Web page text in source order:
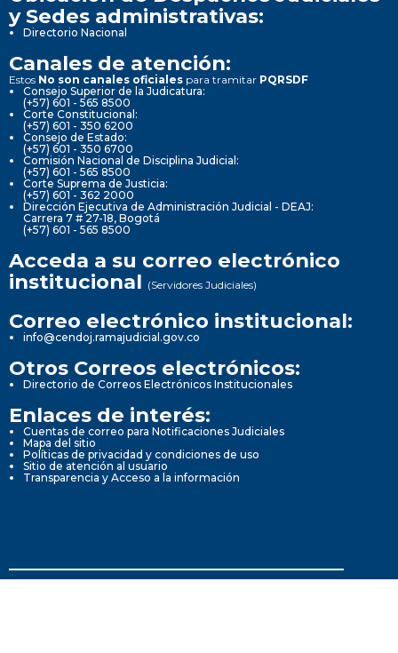
y Sedes administrativas:
Directorio Nacional
Canales de atención:
Estos No son canales oficiales para tramitar PQRSDF
Consejo Superior de la Judicatura:
(+57) 601 - 565 8500
Corte Constitucional:
(+57) 601 - 350 6200
Consejo de Estado:
(+57) 601 - 350 6700
Comisión Nacional de Disciplina Judicial:
(+57) 601 - 565 8500
Corte Suprema de Justicia:
(+57) 601 - 362 2000
Dirección Ejecutiva de Administración Judicial - DEAJ:
Carrera 7 # 27-18, Bogotá
(+57) 601 - 565 8500
Acceda a su correo electrónico
institucional (Servidores Judiciales)
Correo electrónico institucional:
info@cendoj.ramajudicial.gov.co
Otros Correos electrónicos:
Directorio de Correos Electrónicos Institucionales
Enlaces de interés:
Cuentas de correo para Notificaciones Judiciales
Mapa del sitio
Políticas de privacidad y condiciones de uso
Sitio de atención al usuario
Transparencia y Acceso a la información